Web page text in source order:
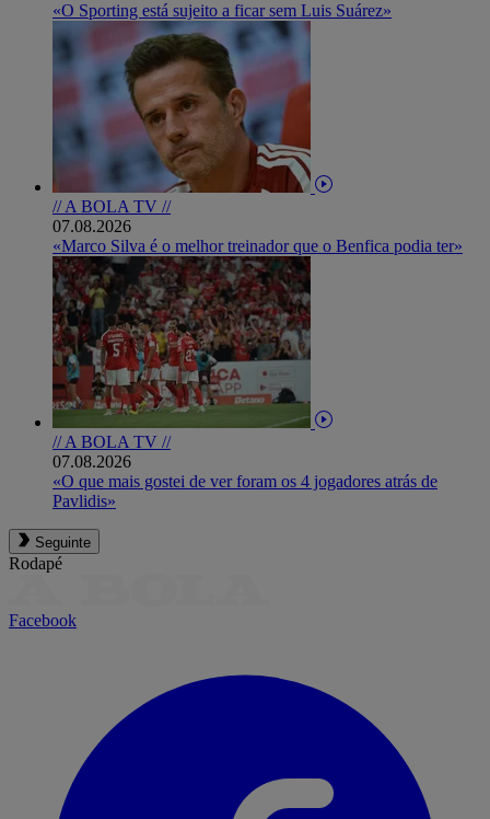
«O Sporting está sujeito a ficar sem Luis Suárez»
// A BOLA TV //
07.08.2026
«Marco Silva é o melhor treinador que o Benfica podia ter»
// A BOLA TV //
07.08.2026
«O que mais gostei de ver foram os 4 jogadores atrás de
Pavlidis»
Seguinte
Rodapé
Facebook